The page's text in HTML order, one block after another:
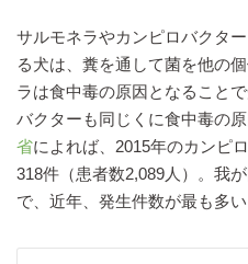
サルモネラやカンピロバクタ
る犬は、糞を通して菌を他の
ラは食中毒の原因となること
バクターも同じくに食中毒の原
省によれば、2015年のカンピ
318件（患者数2,089人）。我
で、近年、発生件数が最も多い